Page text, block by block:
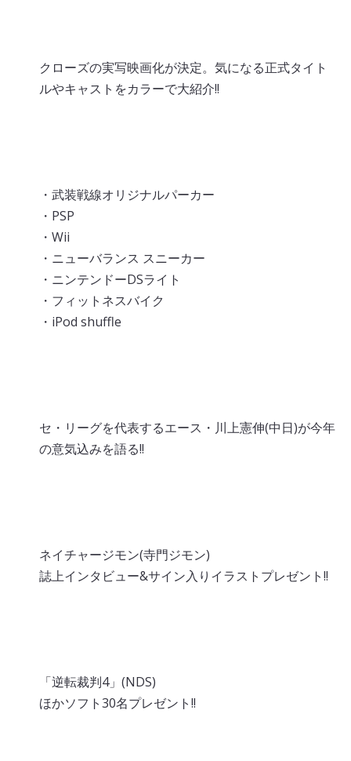
クローズの実写映画化が決定。気になる正式タイト
ルやキャストをカラーで大紹介!!
・武装戦線オリジナルパーカー
・PSP
・Wii
・ニューバランス スニーカー
・ニンテンドーDSライト
・フィットネスバイク
・iPod shuffle
セ・リーグを代表するエース・川上憲伸(中日)が今年
の意気込みを語る!!
ネイチャージモン(寺門ジモン)
誌上インタビュー&サイン入りイラストプレゼント!!
「逆転裁判4」(NDS)
ほかソフト30名プレゼント!!